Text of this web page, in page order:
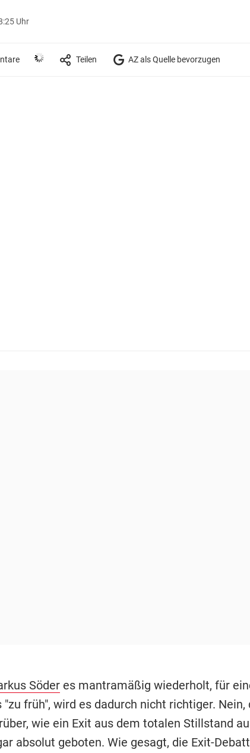
Uhr
Teilen AZ als Quelle bevorzugen
Söderes mantramäßig wiederholt, für
"zu früh", wird es dadurch nicht richtiger. Nein,
wie ein Exit aus dem totalen Stillstand
absolut geboten. Wie gesagt, die Exit-